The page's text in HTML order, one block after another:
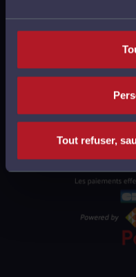
Tout refuser,
POLITIQUE DE
POLITIQUE DES
CGU AVOCATS
CGUV
PLAN DU SITE
SUPPORT